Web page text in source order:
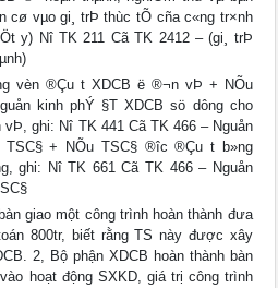
cø vµo gi¸ trÞ thùc tÕ cña c«ng tr×nh
y) Nî TK 211 Cã TK 2412 – (gi¸ trÞ
vèn ®Çu t­ XDCB ë ®¬n vÞ + NÕu
kinh phÝ §T XDCB sö dông cho
vÞ, ghi: Nî TK 441 Cã TK 466 – Nguån
TSC§ + NÕu TSC§ ®­îc ®Çu t­ b»ng
ghi: Nî TK 661 Cã TK 466 – Nguån
giao một công trình hoàn thành đưa
800tr, biết rằng TS này được xây
2, Bộ phận XDCB hoàn thành bàn
hoạt động SXKD, giá trị công trình